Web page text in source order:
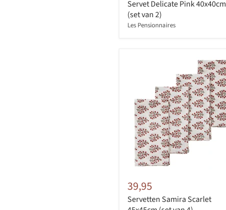
Servet Delicate Pink 40x40cm
(set van 2)
Les Pensionnaires
39,95
Servetten Samira Scarlet